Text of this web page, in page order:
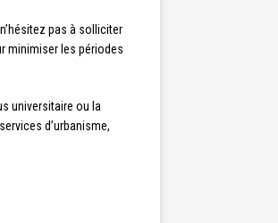
pas à solliciter
minimiser les périodes
universitaire ou la
d’urbanisme,